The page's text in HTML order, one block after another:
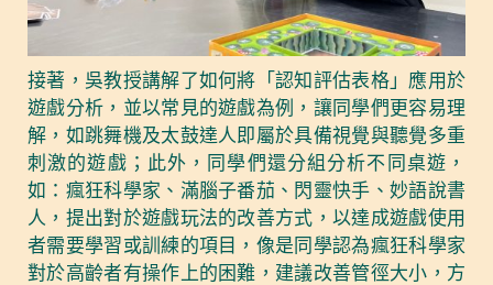
接著，吳教授講解了如何將「認知評估表格」應用於
遊戲分析，並以常見的遊戲為例，讓同學們更容易理
解，如跳舞機及太鼓達人即屬於具備視覺與聽覺多重
刺激的遊戲；此外，同學們還分組分析不同桌遊，
如：瘋狂科學家、滿腦子番茄、閃靈快手、妙語說書
人，提出對於遊戲玩法的改善方式，以達成遊戲使用
者需要學習或訓練的項目，像是同學認為瘋狂科學家
對於高齡者有操作上的困難，建議改善管徑大小，方